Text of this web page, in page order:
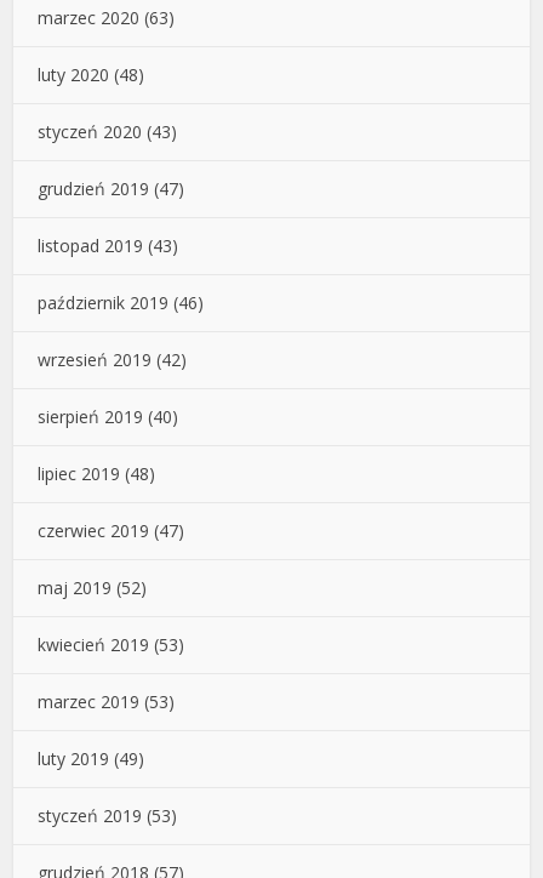
marzec 2020 (63)
luty 2020 (48)
styczeń 2020 (43)
grudzień 2019 (47)
listopad 2019 (43)
październik 2019 (46)
wrzesień 2019 (42)
sierpień 2019 (40)
lipiec 2019 (48)
czerwiec 2019 (47)
maj 2019 (52)
kwiecień 2019 (53)
marzec 2019 (53)
luty 2019 (49)
styczeń 2019 (53)
grudzień 2018 (57)